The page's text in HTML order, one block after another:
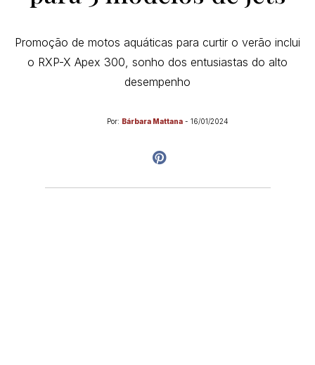
Promoção de motos aquáticas para curtir o verão inclui
o RXP-X Apex 300, sonho dos entusiastas do alto
desempenho
Por: Bárbara Mattana - 16/01/2024